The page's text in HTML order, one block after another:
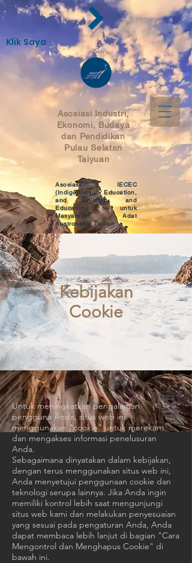
Asosiasi Industri,
Ekonomi, Budaya
dan Pendidikan
Pulau Selatan
Taiyuan
Asosiasi IECEC
(Indigenous, Education,
and Children, and
Education) untuk
Masyarakat Adat
Austronesia Taiwan
Klik Saya
Kebijakan
Cookie
Untuk meningkatkan pengalaman
pengguna Anda, situs web ini
menggunakan "cookie" untuk merekam
dan mengakses informasi penelusuran
Anda.
Sebagaimana dinyatakan dalam kebijakan,
dengan terus menggunakan situs web ini,
Anda menyetujui penggunaan cookie dan
teknologi serupa lainnya. Jika Anda ingin
memiliki kontrol lebih saat mengunjungi
situs web kami dan melakukan penyesuaian
yang sesuai pada pengaturan Anda, Anda
dapat membaca lebih lanjut di bagian "Cara
Mengontrol dan Menghapus Cookie" di
bawah ini.